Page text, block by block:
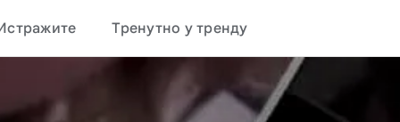
Тренутно у тренду